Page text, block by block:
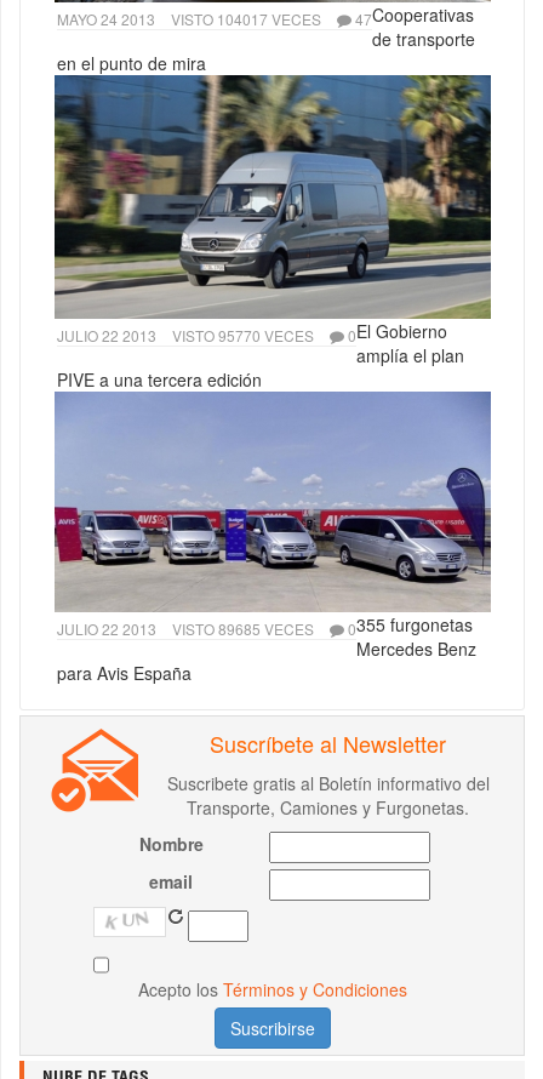
MAYO 24 2013 VISTO 104017 VECES 47Cooperativas
de transporte
en el punto de mira
JULIO 22 2013 VISTO 95770 VECES 0El Gobierno
amplía el plan
PIVE a una tercera edición
JULIO 22 2013 VISTO 89685 VECES 0355 furgonetas
Mercedes Benz
para Avis España
Suscríbete al Newsletter
Suscribete gratis al Boletín informativo del
Transporte, Camiones y Furgonetas.
Nombre
email
Acepto los Términos y Condiciones